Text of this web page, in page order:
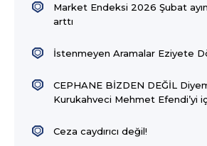
Market Endeksi 2026 Şubat
arttı
İstenmeyen Aramalar Eziyete
CEPHANE BİZDEN DEĞİL
Kurukahveci Mehmet Efendi’yi
Ceza caydırıcı değil!